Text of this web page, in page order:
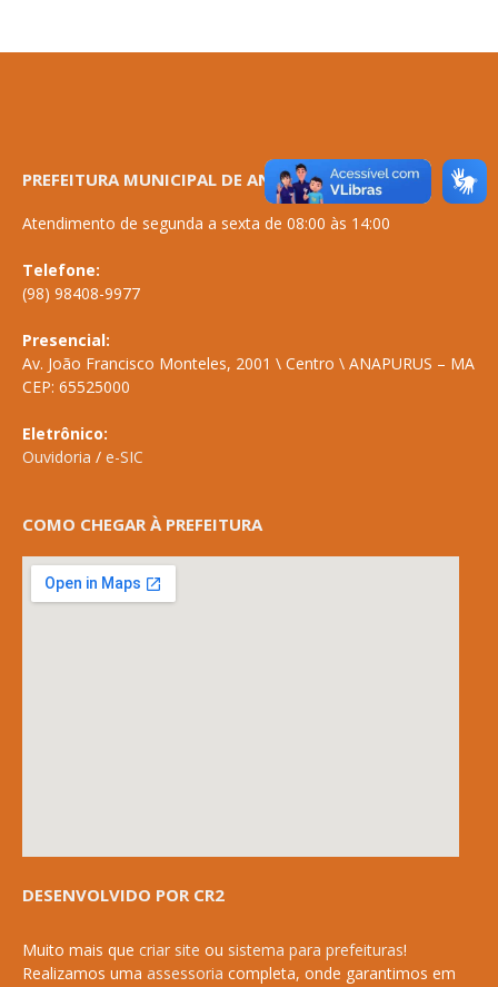
PREFEITURA MUNICIPAL DE ANAPURUS
Atendimento de segunda a sexta de 08:00 às 14:00
Telefone:
(98) 98408-9977
Presencial:
Av. João Francisco Monteles, 2001 \ Centro \ ANAPURUS – MA
CEP: 65525000
Eletrônico:
Ouvidoria / e-SIC
COMO CHEGAR À PREFEITURA
DESENVOLVIDO POR CR2
Muito mais que criar site ou sistema para prefeituras!
Realizamos uma assessoria completa, onde garantimos em